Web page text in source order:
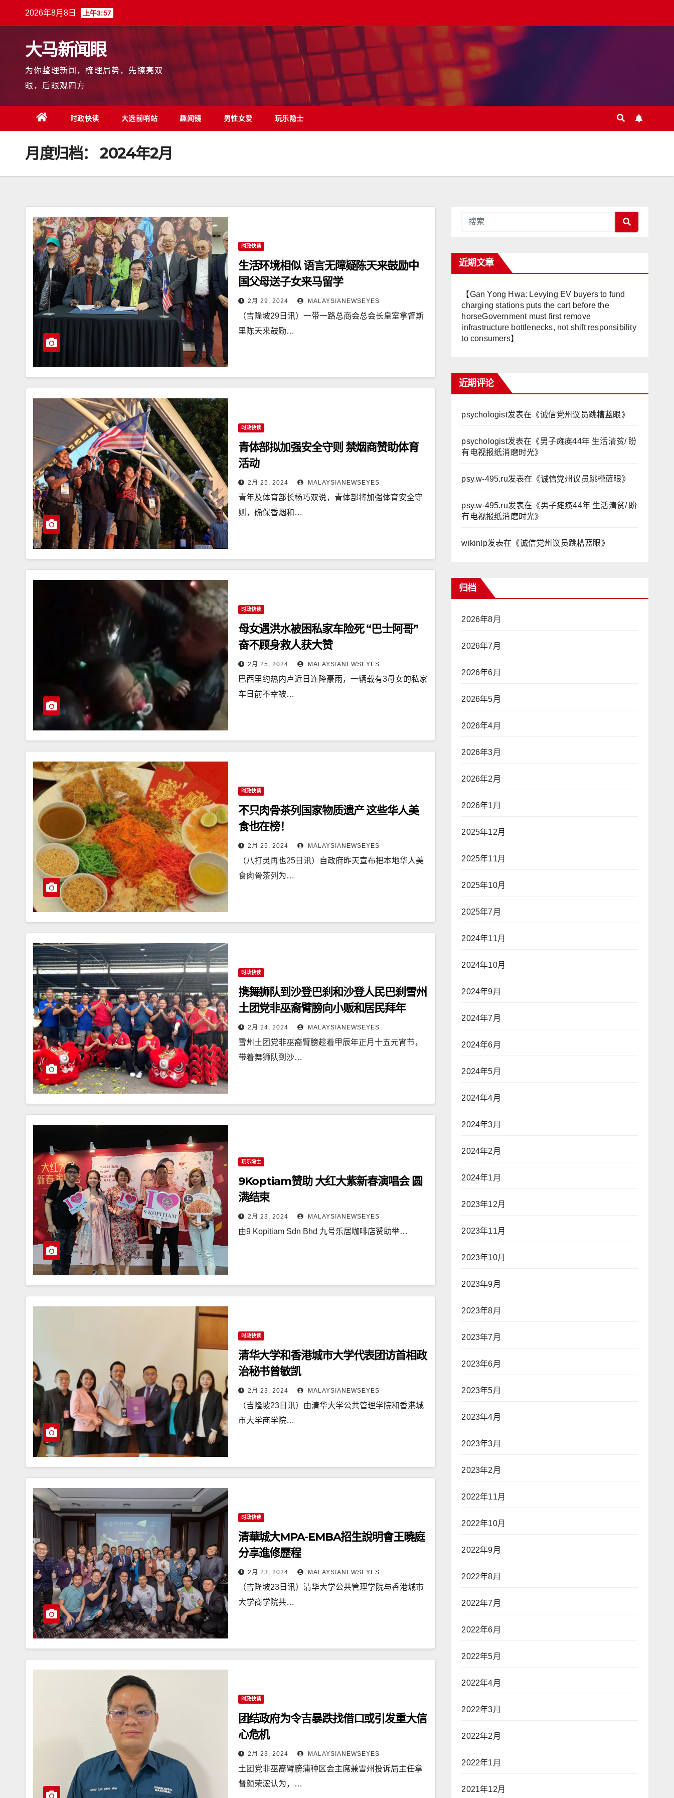
2026年8月8日 上午3:57
大马新闻眼
为你整理新闻，梳理局势，先擦亮双
眼，后眼观四方
时政快读 大选前哨站 趣闻镜 男性女爱 玩乐隐士
月度归档： 2024年2月
时政快读
生活环境相似 语言无障疑陈天来鼓励中
国父母送子女来马留学
2月 29, 2024 MALAYSIANEWSEYES
（吉隆坡29日讯）一带一路总商会总会长皇室拿督斯
里陈天来鼓励…
时政快读
青体部拟加强安全守则 禁烟商赞助体育
活动
2月 25, 2024 MALAYSIANEWSEYES
青年及体育部长杨巧双说，青体部将加强体育安全守
则，确保香烟和…
时政快读
母女遇洪水被困私家车险死 “巴士阿哥”
奋不顾身救人获大赞
2月 25, 2024 MALAYSIANEWSEYES
巴西里约热内卢近日连降豪雨，一辆载有3母女的私家
车日前不幸被…
时政快读
不只肉骨茶列国家物质遗产 这些华人美
食也在榜！
2月 25, 2024 MALAYSIANEWSEYES
（八打灵再也25日讯）自政府昨天宣布把本地华人美
食肉骨茶列为…
时政快读
携舞狮队到沙登巴刹和沙登人民巴刹雪州
土团党非巫裔臂膀向小贩和居民拜年
2月 24, 2024 MALAYSIANEWSEYES
雪州土团党非巫裔臂膀趁着甲辰年正月十五元宵节，
带着舞狮队到沙…
玩乐隐士
9Koptiam赞助 大红大紫新春演唱会 圆
满结束
2月 23, 2024 MALAYSIANEWSEYES
由9 Kopitiam Sdn Bhd 九号乐居咖啡店赞助举…
时政快读
清华大学和香港城市大学代表团访首相政
治秘书曾敏凯
2月 23, 2024 MALAYSIANEWSEYES
（吉隆坡23日讯）由清华大学公共管理学院和香港城
市大学商学院…
时政快读
清華城大MPA-EMBA招生說明會王曉庭
分享進修歷程
2月 23, 2024 MALAYSIANEWSEYES
（吉隆坡23日讯）清华大学公共管理学院与香港城市
大学商学院共…
时政快读
团结政府为令吉暴跌找借口或引发重大信
心危机
2月 23, 2024 MALAYSIANEWSEYES
土团党非巫裔臂膀蒲种区会主席兼雪州投诉局主任拿
督颜荣浤认为，…
近期文章
【Gan Yong Hwa: Levying EV buyers to fund
charging stations puts the cart before the
horseGovernment must first remove
infrastructure bottlenecks, not shift responsibility
to consumers】
近期评论
psychologist发表在《诚信党州议员跳槽蓝眼》
psychologist发表在《男子瘫痪44年 生活清贫/ 盼
有电视报纸消磨时光》
psy.w-495.ru发表在《诚信党州议员跳槽蓝眼》
psy.w-495.ru发表在《男子瘫痪44年 生活清贫/ 盼
有电视报纸消磨时光》
wikinlp发表在《诚信党州议员跳槽蓝眼》
归档
2026年8月
2026年7月
2026年6月
2026年5月
2026年4月
2026年3月
2026年2月
2026年1月
2025年12月
2025年11月
2025年10月
2025年7月
2024年11月
2024年10月
2024年9月
2024年7月
2024年6月
2024年5月
2024年4月
2024年3月
2024年2月
2024年1月
2023年12月
2023年11月
2023年10月
2023年9月
2023年8月
2023年7月
2023年6月
2023年5月
2023年4月
2023年3月
2023年2月
2022年11月
2022年10月
2022年9月
2022年8月
2022年7月
2022年6月
2022年5月
2022年4月
2022年3月
2022年2月
2022年1月
2021年12月